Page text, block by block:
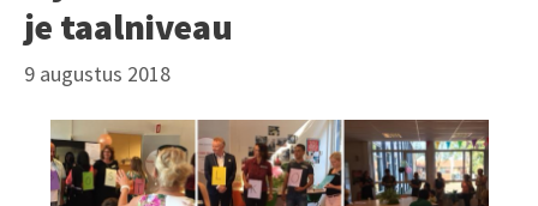
je taalniveau
9 augustus 2018